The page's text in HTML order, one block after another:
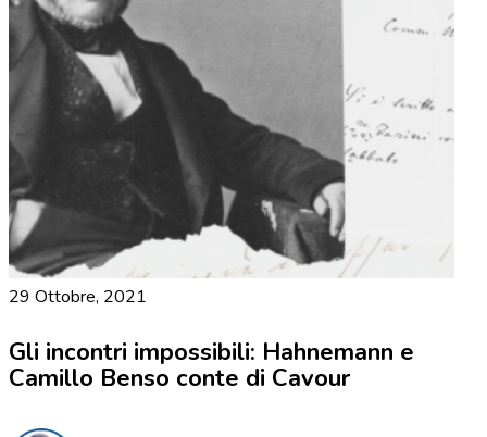
29 Ottobre, 2021
Gli incontri impossibili: Hahnemann e
Camillo Benso conte di Cavour